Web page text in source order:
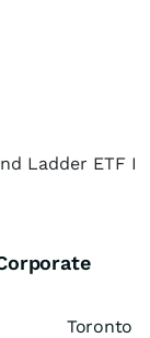
Toronto